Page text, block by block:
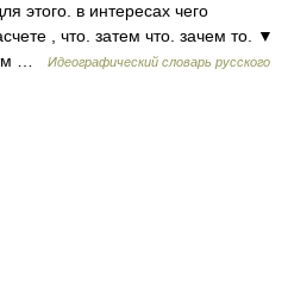
этого. в интересах чего
, что. затем что. зачем то. ▼
…
Идеографический словарь русского